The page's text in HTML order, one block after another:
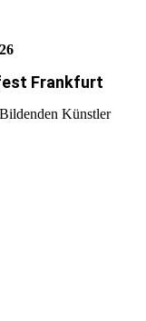
Frankfurt
Künstler